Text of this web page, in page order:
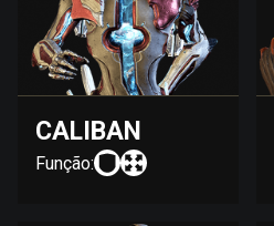
CALIBAN
Função: